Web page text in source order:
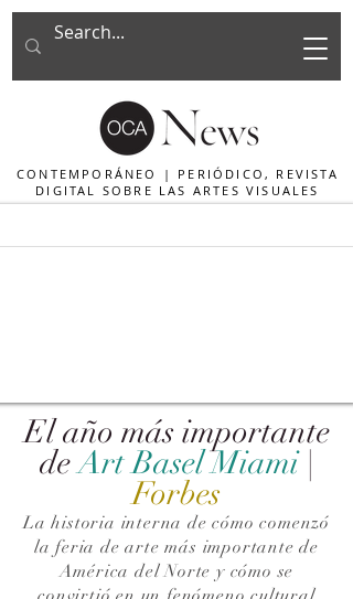
CONTEMPORÁNEO | PERIÓDICO, REVISTA
DIGITAL SOBRE LAS ARTES VISUALES
El año más importante
de Art Basel Miami |
Forbes
La historia interna de cómo comenzó
la feria de arte más importante de
América del Norte y cómo se